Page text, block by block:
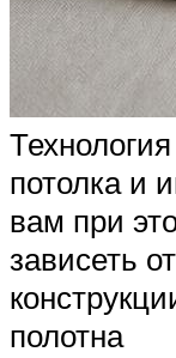
потолка и
вам при
зависеть
полотна